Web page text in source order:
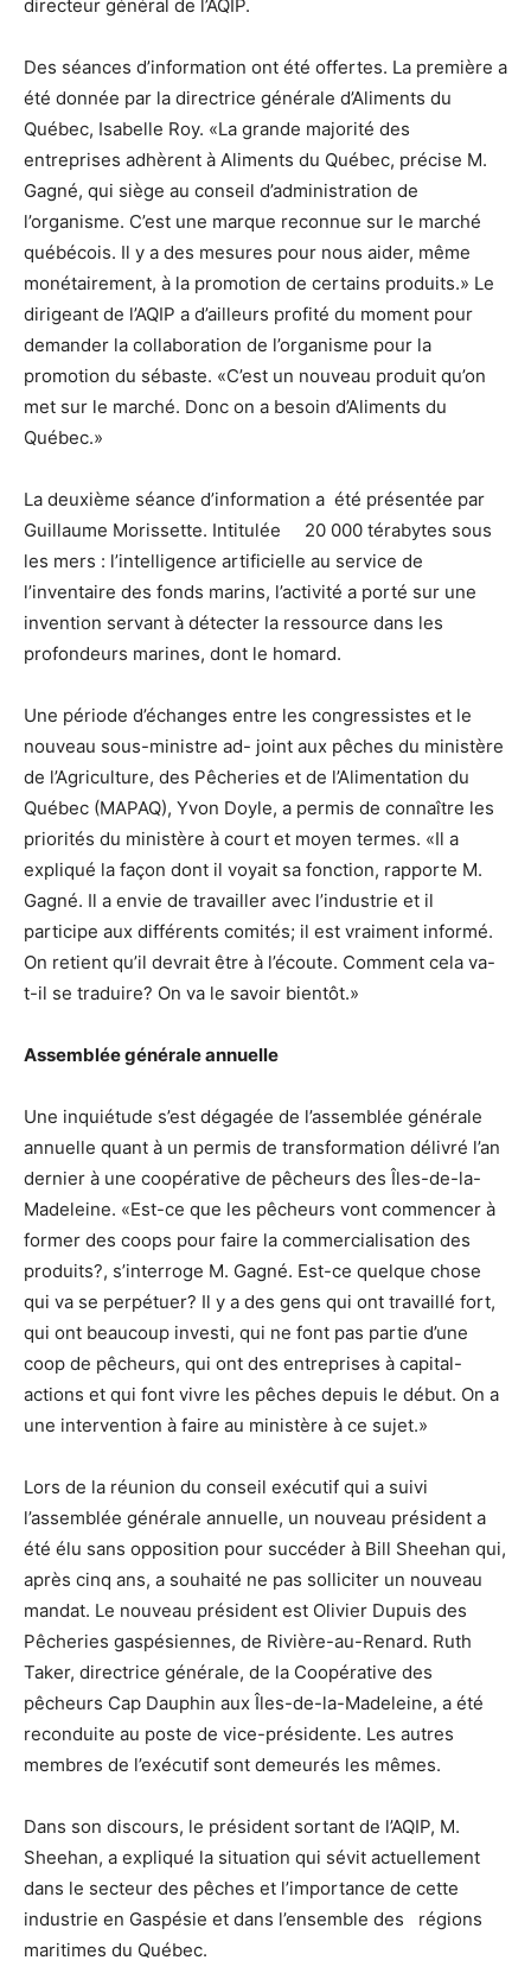
directeur général de l’AQIP.
Des séances d’information ont été offertes. La première a
été donnée par la directrice générale d’Aliments du
Québec, Isabelle Roy. «La grande majorité des
entreprises adhèrent à Aliments du Québec, précise M.
Gagné, qui siège au conseil d’administration de
l’organisme. C’est une marque reconnue sur le marché
québécois. Il y a des mesures pour nous aider, même
monétairement, à la promotion de certains produits.» Le
dirigeant de l’AQIP a d’ailleurs profité du moment pour
demander la collaboration de l’organisme pour la
promotion du sébaste. «C’est un nouveau produit qu’on
met sur le marché. Donc on a besoin d’Aliments du
Québec.»
La deuxième séance d’information a été présentée par
Guillaume Morissette. Intitulée 20 000 térabytes sous
les mers : l’intelligence artificielle au service de
l’inventaire des fonds marins, l’activité a porté sur une
invention servant à détecter la ressource dans les
profondeurs marines, dont le homard.
Une période d’échanges entre les congressistes et le
nouveau sous-ministre ad- joint aux pêches du ministère
de l’Agriculture, des Pêcheries et de l’Alimentation du
Québec (MAPAQ), Yvon Doyle, a permis de connaître les
priorités du ministère à court et moyen termes. «Il a
expliqué la façon dont il voyait sa fonction, rapporte M.
Gagné. Il a envie de travailler avec l’industrie et il
participe aux différents comités; il est vraiment informé.
On retient qu’il devrait être à l’écoute. Comment cela va-
t-il se traduire? On va le savoir bientôt.»
Assemblée générale annuelle
Une inquiétude s’est dégagée de l’assemblée générale
annuelle quant à un permis de transformation délivré l’an
dernier à une coopérative de pêcheurs des Îles-de-la-
Madeleine. «Est-ce que les pêcheurs vont commencer à
former des coops pour faire la commercialisation des
produits?, s’interroge M. Gagné. Est-ce quelque chose
qui va se perpétuer? Il y a des gens qui ont travaillé fort,
qui ont beaucoup investi, qui ne font pas partie d’une
coop de pêcheurs, qui ont des entreprises à capital-
actions et qui font vivre les pêches depuis le début. On a
une intervention à faire au ministère à ce sujet.»
Lors de la réunion du conseil exécutif qui a suivi
l’assemblée générale annuelle, un nouveau président a
été élu sans opposition pour succéder à Bill Sheehan qui,
après cinq ans, a souhaité ne pas solliciter un nouveau
mandat. Le nouveau président est Olivier Dupuis des
Pêcheries gaspésiennes, de Rivière-au-Renard. Ruth
Taker, directrice générale, de la Coopérative des
pêcheurs Cap Dauphin aux Îles-de-la-Madeleine, a été
reconduite au poste de vice-présidente. Les autres
membres de l’exécutif sont demeurés les mêmes.
Dans son discours, le président sortant de l’AQIP, M.
Sheehan, a expliqué la situation qui sévit actuellement
dans le secteur des pêches et l’importance de cette
industrie en Gaspésie et dans l’ensemble des régions
maritimes du Québec.